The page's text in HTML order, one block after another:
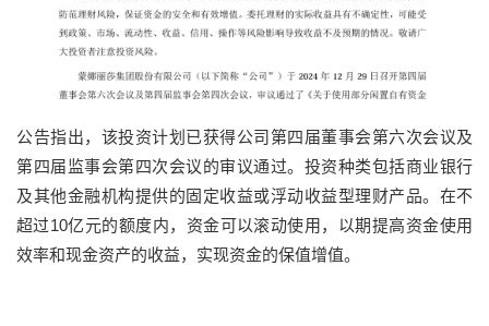
公告指出，该投资计划已获得公司第四届董事会第六次会议及
第四届监事会第四次会议的审议通过。投资种类包括商业银行
及其他金融机构提供的固定收益或浮动收益型理财产品。在不
超过10亿元的额度内，资金可以滚动使用，以期提高资金使用
效率和现金资产的收益，实现资金的保值增值。